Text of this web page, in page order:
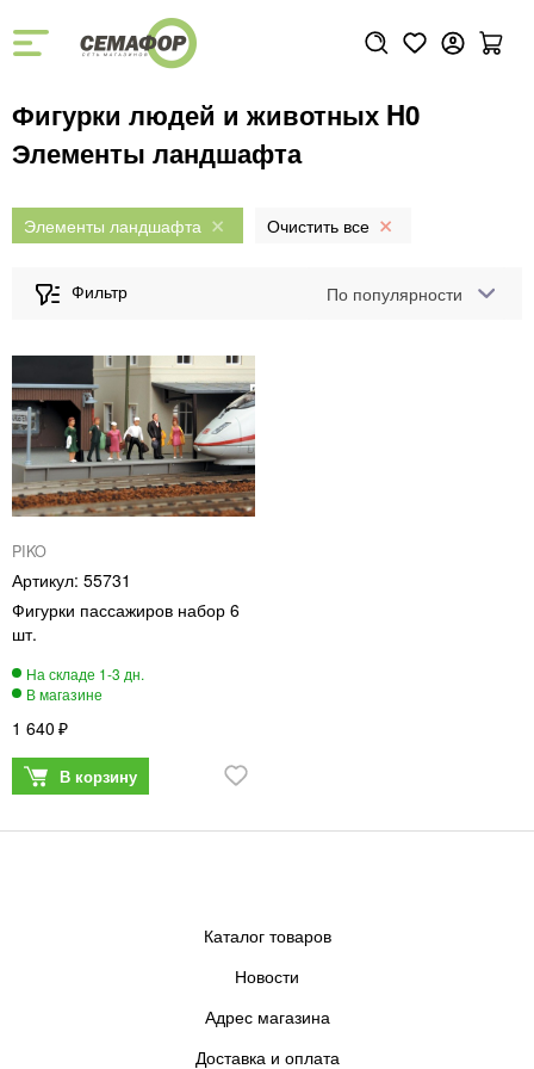
Фигурки людей и животных H0
Элементы ландшафта
Элементы ландшафта
По популярности
PIKO
55731
Фигурки пассажиров набор 6
шт.
1 640
Каталог товаров
Новости
Адрес магазина
Доставка и оплата